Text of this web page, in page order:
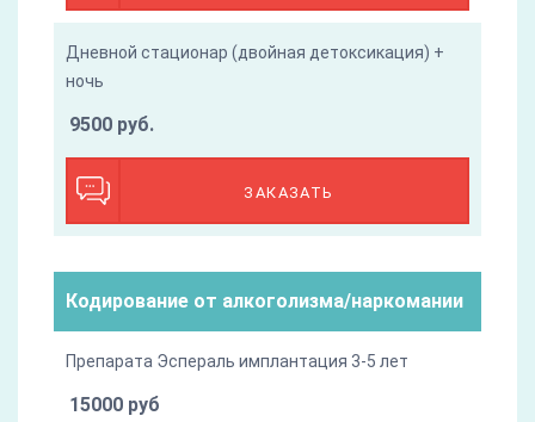
Дневной стационар (двойная детоксикация) +
ночь
ЗАКАЗАТЬ
9500 руб.
Кодирование от алкоголизма/наркомании
Препарата Эспераль имплантация 3-5 лет
15000 руб